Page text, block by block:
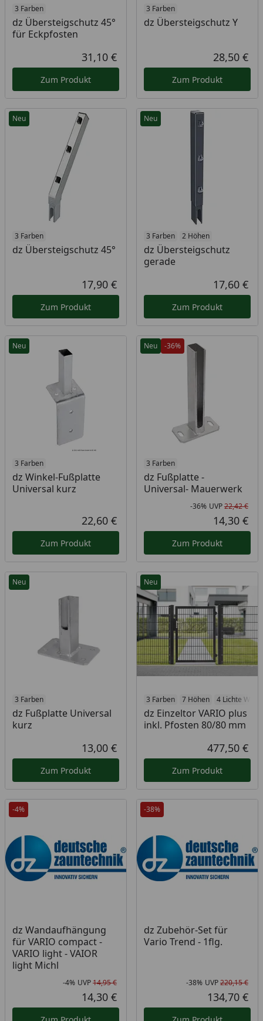
3 Farben
dz Übersteigschutz 45°
für Eckpfosten
Aktueller Preis
31,10 €
Zum Produkt
3 Farben
dz Übersteigschutz Y
28,50 €
Zum Produkt
Neu
3 Farben
dz Übersteigschutz 45°
Aktueller Preis
17,90 €
Zum Produkt
Neu
3 Farben 2 Höhen
dz Übersteigschutz
gerade
17,60 €
Zum Produkt
Neu
3 Farben
dz Winkel-Fußplatte
Universal kurz
Aktueller Preis
22,60 €
Zum Produkt
Neu -36%
3 Farben
dz Fußplatte -
Universal- Mauerwerk
-36% UVP22,42 €
14,30 €
Zum Produkt
Neu
3 Farben
dz Fußplatte Universal
kurz
Aktueller Preis
13,00 €
Zum Produkt
Neu
3 Farben 7 Höhen 4 Lichte
dz Einzeltor VARIO plus
inkl. Pfosten 80/80 mm
477,50 €
Zum Produkt
-4%
dz Wandaufhängung
für VARIO compact -
VARIO light - VAIOR
light Michl
Rabatt in Prozent
-4%
Ursprünglicher Preis
UVP14,95 €
Aktueller Preis
14,30 €
-38%
dz Zubehör-Set für
Vario Trend - 1flg.
-38% UVP220,15 €
134,70 €